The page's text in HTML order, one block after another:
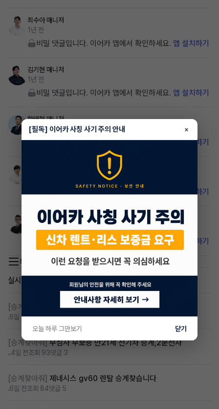
최수아매니저
1년 전
비밀 댓글입니다. 이어카 앱에서 확인하세요. 앱 설치하기
김기현 매니저
1년 전
비밀 댓글입니다. 이어카 앱에서 확인하세요. 앱 설치하기
한태현매니저
1년 전
비밀 댓글입니다. 이어카 앱에서 확인하세요.앱 설치하기
앱 설치하기
박래철 매니저
비밀 댓글입니다. 이어카 앱에서 확인하세요.앱 설치하기
목록 이동
실시간 인기글
[승계찾아줘] 렌탈 승계차량 찾습니다 바로진행
.6일 전조회 130댓글 6
[승계찾아줘] 무심사 무보증 만21세 전기차 승계,2운전자
..4일 전조회 93댓글 3
[승계찾아줘] 제네시스 gv60 렌탈 승계찾습니다
.6일 전조회 84댓글 5
[필독] 이어카 사칭 사기 주의 안내 ×
오늘 하루 그만보기 닫기